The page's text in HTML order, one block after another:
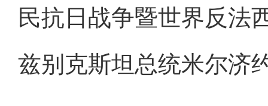
民抗日战争暨世界反法
兹别克斯坦总统米尔济